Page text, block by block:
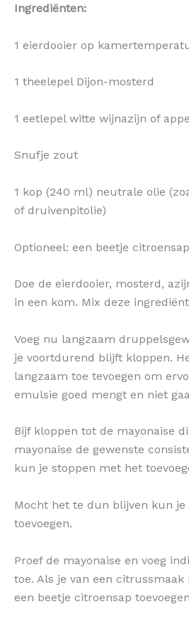
Ingrediënten:
1 eierdooier op
1 theelepel Dijon-mosterd
1 eetlepel witte wijnazijn of
Snufje zout
1 kop (240 ml) neutrale olie
of druivenpitolie)
Optioneel: een beetje
Doe de eierdooier, mosterd,
in een kom. Mix deze
Voeg nu langzaam
je voortdurend blijft kloppen.
langzaam toe tevoegen om
emulsie goed mengt en niet
Bijf kloppen tot de mayonaise
mayonaise de gewenste
kun je stoppen met het
Mocht het te dun blijven kun je
toevoegen.
Proef de mayonaise en voeg
toe. Als je van een
een beetje citroensap